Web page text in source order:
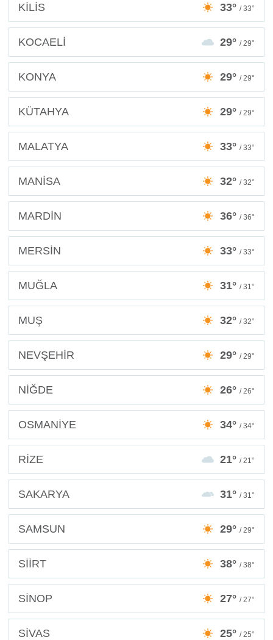
KİLİS 33° / 33°
KOCAELİ 29° / 29°
KONYA 29° / 29°
KÜTAHYA 29° / 29°
MALATYA 33° / 33°
MANİSA 32° / 32°
MARDİN 36° / 36°
MERSİN 33° / 33°
MUĞLA 31° / 31°
MUŞ 32° / 32°
NEVŞEHİR 29° / 29°
NİĞDE 26° / 26°
OSMANİYE 34° / 34°
RİZE 21° / 21°
SAKARYA 31° / 31°
SAMSUN 29° / 29°
SİİRT 38° / 38°
SİNOP 27° / 27°
SİVAS 25° / 25°